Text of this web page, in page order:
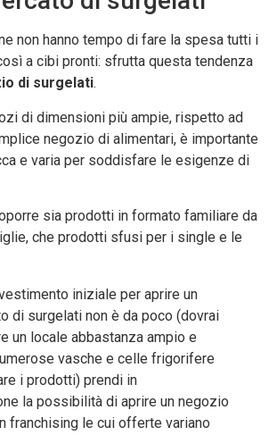
non hanno tempo di fare la spesa tutti i
a cibi pronti: sfrutta questa tendenza
di surgelati.
di dimensioni più ampie, rispetto ad
negozio di alimentari, è importante
e varia per soddisfare le esigenze di
sia prodotti in formato familiare da
che prodotti sfusi per i single e le
iniziale per aprire un
di surgelati non è da poco (dovrai
un locale abbastanza ampio e
vasche e celle frigorifere
i prodotti) prendi in
la possibilità di aprire un negozio
franchising le cui offerte variano